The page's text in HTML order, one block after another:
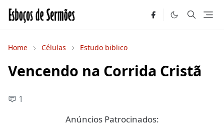
Home Células Estudo biblico
Vencendo na Corrida Cristã
1
Anúncios Patrocinados: